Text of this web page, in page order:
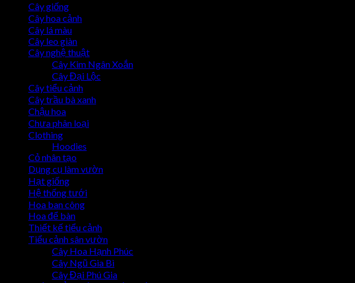
Cây giống
Cây hoa cảnh
Cây lá màu
Cây leo giàn
Cây nghệ thuật
Cây Kim Ngân Xoắn
Cây Đại Lộc
Cây tiểu cảnh
Cây trầu bà xanh
Chậu hoa
Chưa phân loại
Clothing
Hoodies
Cỏ nhân tạo
Dụng cụ làm vườn
Hạt giống
Hệ thống tưới
Hoa ban công
Hoa để bàn
Thiết kế tiểu cảnh
Tiểu cảnh sân vườn
Cây Hoa Hạnh Phúc
Cây Ngũ Gia Bì
Cây Đại Phú Gia